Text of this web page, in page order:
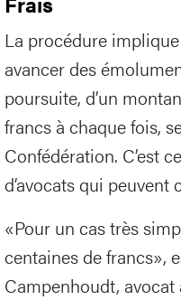
La procédure
avancer des
poursuite, d’un
francs à chaque fois,
Confédération. C’est
d’avocats qui peuvent
«Pour un cas très
centaines de francs»,
Campenhoudt, avocat